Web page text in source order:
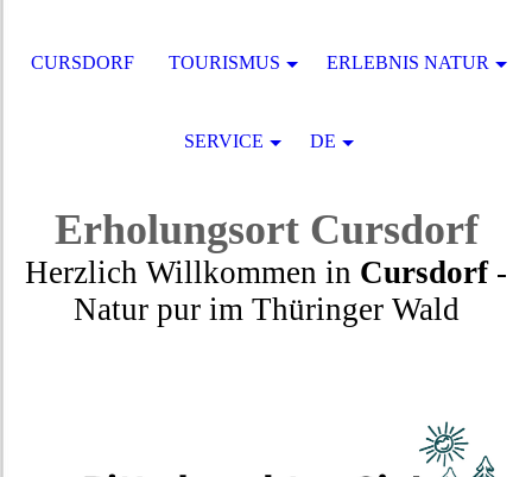
ErholungsortCursdorf
Herzlich Willkommen in Cursdorf-
Natur purim Thüringer Wald
CURSDORF TOURISMUS ERLEBNIS NATUR
SERVICE DE